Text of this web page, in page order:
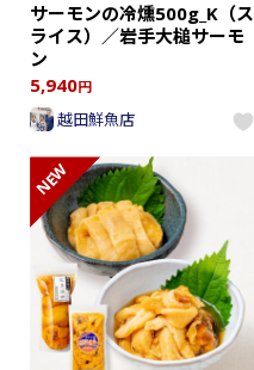
サーモンの冷燻500g_K（ス
ライス）／岩手大槌サーモ
ン
5,940円
越田鮮魚店
NEW